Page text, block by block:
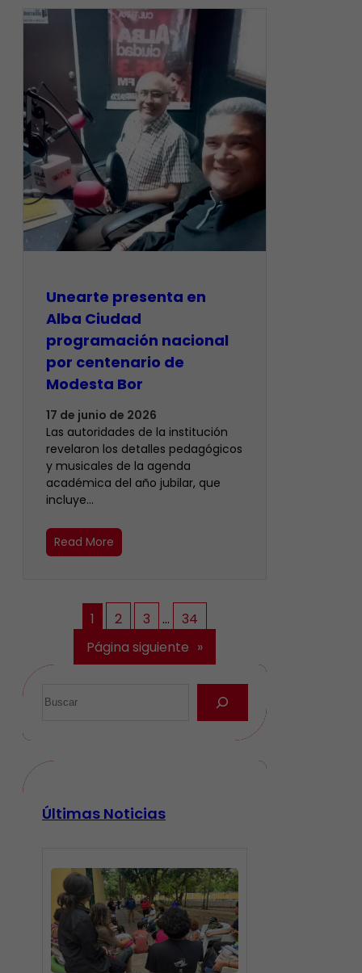
​Unearte presenta en
Alba Ciudad
programación nacional
por centenario de
Modesta Bor
17 de junio de 2026
Las autoridades de la institución
revelaron los detalles pedagógicos
y musicales de la agenda
académica del año jubilar, que
incluye…
Read More
1 2 3 …
34
Página siguiente »
Últimas Noticias